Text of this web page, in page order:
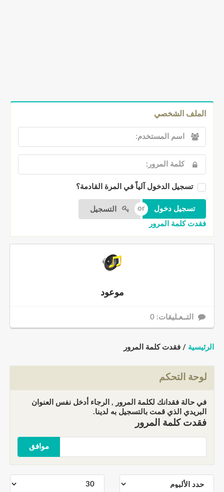
الملف الشخصي
تسجيل الدخول آلياً في المرة القادمة؟
التسجيل
فقدت كلمة المرور
موعود
التــعـليقات: 0
الرئيسية / فقدت كلمة المرور
لوحة التحكم
في حالة فقدانك لكلمة المرور , الرجاء أدخل نفس العنوان
البريدي الذي قمت بالتسجيل به لدينا.
فقدت كلمة المرور
موافق